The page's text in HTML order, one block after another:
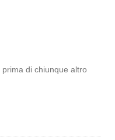
di chiunque altro